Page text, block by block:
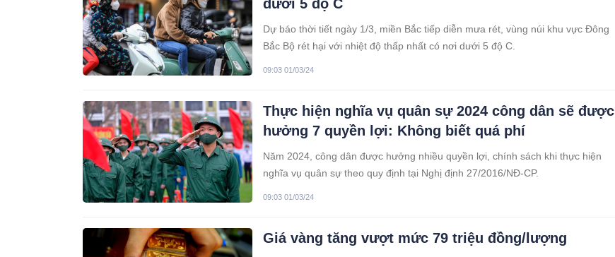
dưới 5 độ C
Dự báo thời tiết ngày 1/3, miền Bắc tiếp diễn mưa rét, vùng núi khu vực Đông
Bắc Bộ rét hại với nhiệt độ thấp nhất có nơi dưới 5 độ C.
09:03 01/03/24
Thực hiện nghĩa vụ quân sự 2024 công dân sẽ được
hưởng 7 quyền lợi: Không biết quá phí
Năm 2024, công dân được hưởng nhiều quyền lợi, chính sách khi thực hiện
nghĩa vụ quân sự theo quy định tại Nghị định 27/2016/NĐ-CP.
09:03 01/03/24
Giá vàng tăng vượt mức 79 triệu đồng/lượng